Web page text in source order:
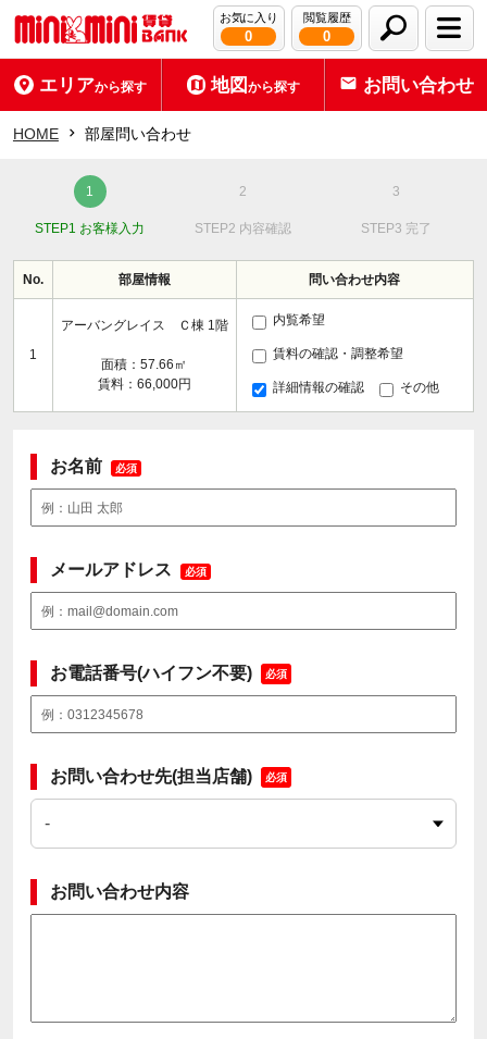
お気に入り
0
閲覧履歴
0
エリアから探す 地図から探す お問い合わせ
HOME 部屋問い合わせ
STEP1 お客様入力 STEP2 内容確認 STEP3 完了
No. 部屋情報 問い合わせ内容
1
アーバングレイス Ｃ棟 1階
面積：57.66㎡
賃料：66,000円
内覧希望
賃料の確認・調整希望
詳細情報の確認 その他
お名前 必須
メールアドレス 必須
お電話番号(ハイフン不要) 必須
お問い合わせ先(担当店舗) 必須
お問い合わせ内容